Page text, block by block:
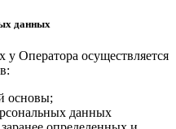
данных
Оператора осуществляется
основы;
данных